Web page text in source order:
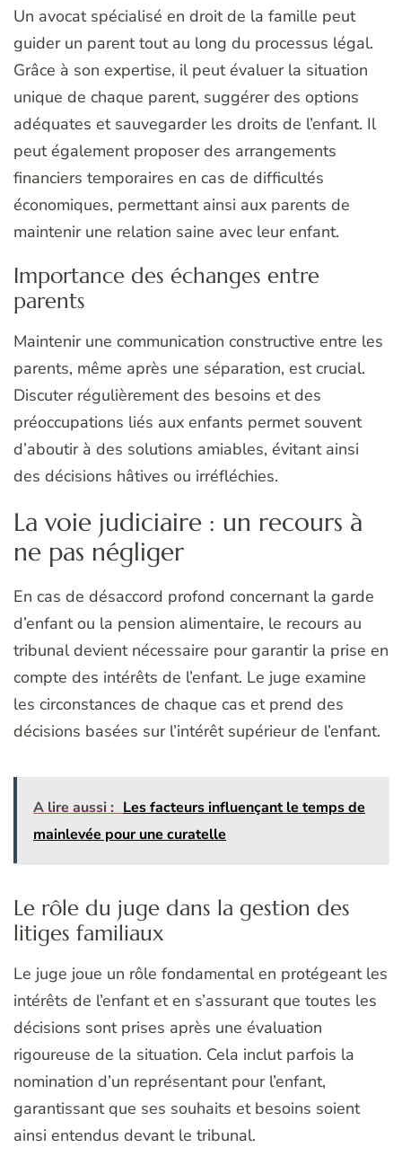
Un avocat spécialisé en droit de la famille peut
guider un parent tout au long du processus légal.
Grâce à son expertise, il peut évaluer la situation
unique de chaque parent, suggérer des options
adéquates et sauvegarder les droits de l’enfant. Il
peut également proposer des arrangements
financiers temporaires en cas de difficultés
économiques, permettant ainsi aux parents de
maintenir une relation saine avec leur enfant.
Importance des échanges entre
parents
Maintenir une communication constructive entre les
parents, même après une séparation, est crucial.
Discuter régulièrement des besoins et des
préoccupations liés aux enfants permet souvent
d’aboutir à des solutions amiables, évitant ainsi
des décisions hâtives ou irréfléchies.
La voie judiciaire : un recours à
ne pas négliger
En cas de désaccord profond concernant la garde
d’enfant ou la pension alimentaire, le recours au
tribunal devient nécessaire pour garantir la prise en
compte des intérêts de l’enfant. Le juge examine
les circonstances de chaque cas et prend des
décisions basées sur l’intérêt supérieur de l’enfant.
A lire aussi : Les facteurs influençant le temps de
mainlevée pour une curatelle
Le rôle du juge dans la gestion des
litiges familiaux
Le juge joue un rôle fondamental en protégeant les
intérêts de l’enfant et en s’assurant que toutes les
décisions sont prises après une évaluation
rigoureuse de la situation. Cela inclut parfois la
nomination d’un représentant pour l’enfant,
garantissant que ses souhaits et besoins soient
ainsi entendus devant le tribunal.